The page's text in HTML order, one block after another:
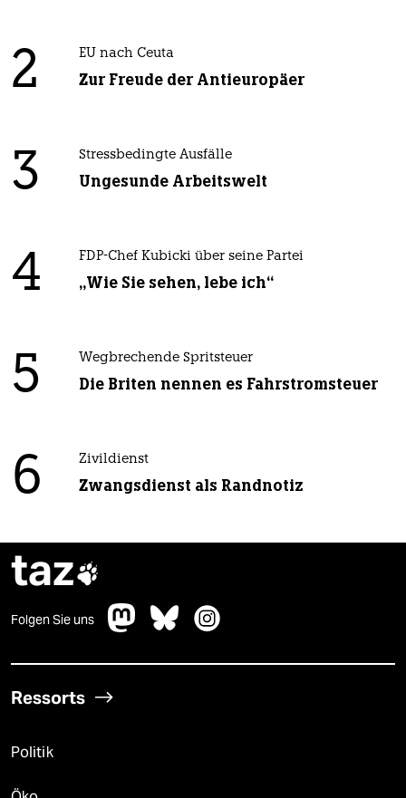
2 EU nach Ceuta
Zur Freude der Antieuropäer
3 Stressbedingte Ausfälle
Ungesunde Arbeitswelt
4 FDP-Chef Kubicki über seine Partei
„Wie Sie sehen, lebe ich“
5 Wegbrechende Spritsteuer
Die Briten nennen es Fahrstromsteuer
6 Zivildienst
Zwangsdienst als Randnotiz
taz
Folgen Sie uns
Ressorts
Politik